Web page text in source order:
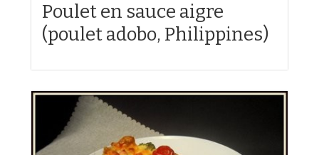
Poulet en sauce aigre
(poulet adobo, Philippines)